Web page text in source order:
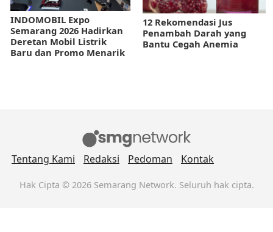
INDOMOBIL Expo
Semarang 2026 Hadirkan
Deretan Mobil Listrik
Baru dan Promo Menarik
12 Rekomendasi Jus
Penambah Darah yang
Bantu Cegah Anemia
Tentang Kami Redaksi Pedoman Kontak
Hak Cipta © 2026 Semarang Network. Seluruh hak cipta.